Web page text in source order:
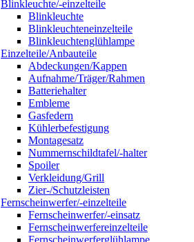
Blinkleuchte/-einzelteile
Blinkleuchte
Blinkleuchteneinzelteile
Blinkleuchtenglühlampe
Einzelteile/Anbauteile
Abdeckungen/Kappen
Aufnahme/Träger/Rahmen
Batteriehalter
Embleme
Gasfedern
Kühlerbefestigung
Montagesatz
Nummernschildtafel/-halter
Spoiler
Verkleidung/Grill
Zier-/Schutzleisten
Fernscheinwerfer/-einzelteile
Fernscheinwerfer/-einsatz
Fernscheinwerfereinzelteile
Fernscheinwerferglühlampe